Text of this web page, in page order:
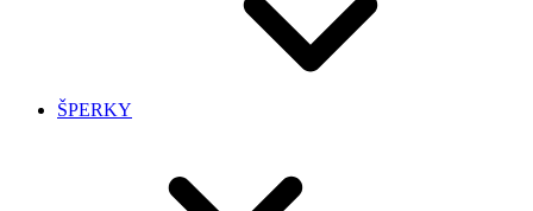
ŠPERKY